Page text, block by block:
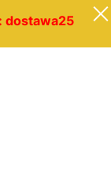
dostawa25